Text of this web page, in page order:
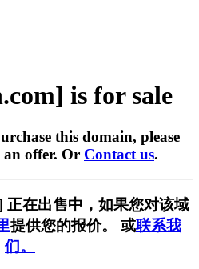
is for sale
this domain, please
an offer. Or Contact us.
正在出售中，如果您对该域
提供您的报价。 或联系我
们。